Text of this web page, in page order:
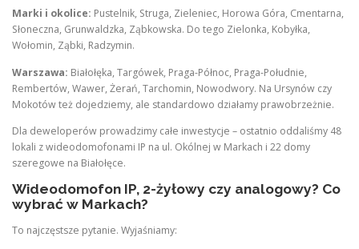
Marki i okolice: Pustelnik, Struga, Zieleniec, Horowa Góra, Cmentarna,
Słoneczna, Grunwaldzka, Ząbkowska. Do tego Zielonka, Kobyłka,
Wołomin, Ząbki, Radzymin.
Warszawa: Białołęka, Targówek, Praga-Północ, Praga-Południe,
Rembertów, Wawer, Żerań, Tarchomin, Nowodwory. Na Ursynów czy
Mokotów też dojedziemy, ale standardowo działamy prawobrzeżnie.
Dla deweloperów prowadzimy całe inwestycje – ostatnio oddaliśmy 48
lokali z wideodomofonami IP na ul. Okólnej w Markach i 22 domy
szeregowe na Białołęce.
Wideodomofon IP, 2-żyłowy czy analogowy? Co
wybrać w Markach?
To najczęstsze pytanie. Wyjaśniamy: